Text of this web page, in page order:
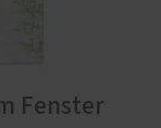
Fenster